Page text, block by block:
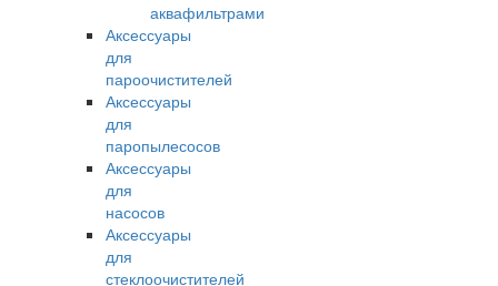
аквафильтрами
Аксессуары
для
пароочистителей
Аксессуары
для
паропылесосов
Аксессуары
для
насосов
Аксессуары
для
стеклоочистителей